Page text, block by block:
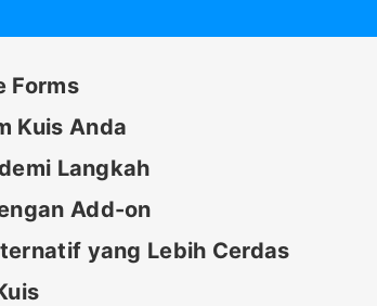
Forms
Kuis Anda
Langkah
Add-on
yang Lebih Cerdas